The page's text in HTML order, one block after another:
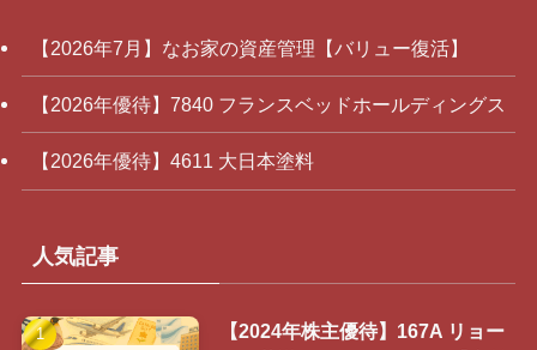
【2026年7月】なお家の資産管理【バリュー復活】
【2026年優待】7840 フランスベッドホールディングス
【2026年優待】4611 大日本塗料
人気記事
【2024年株主優待】167A リョー